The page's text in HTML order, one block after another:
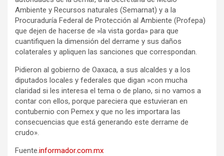
Ambiente y Recursos naturales (Semarnat) y a la
Procuraduría Federal de Protección al Ambiente (Profepa)
que dejen de hacerse de »la vista gorda» para que
cuantifiquen la dimensión del derrame y sus daños
colaterales y apliquen las sanciones que correspondan.
Pidieron al gobierno de Oaxaca, a sus alcaldes y a los
diputados locales y federales que digan »con mucha
claridad si les interesa el tema o de plano, si no vamos a
contar con ellos, porque pareciera que estuvieran en
contubernio con Pemex y que no les importara las
consecuencias que está generando este derrame de
crudo».
Fuente. informador.com.mx